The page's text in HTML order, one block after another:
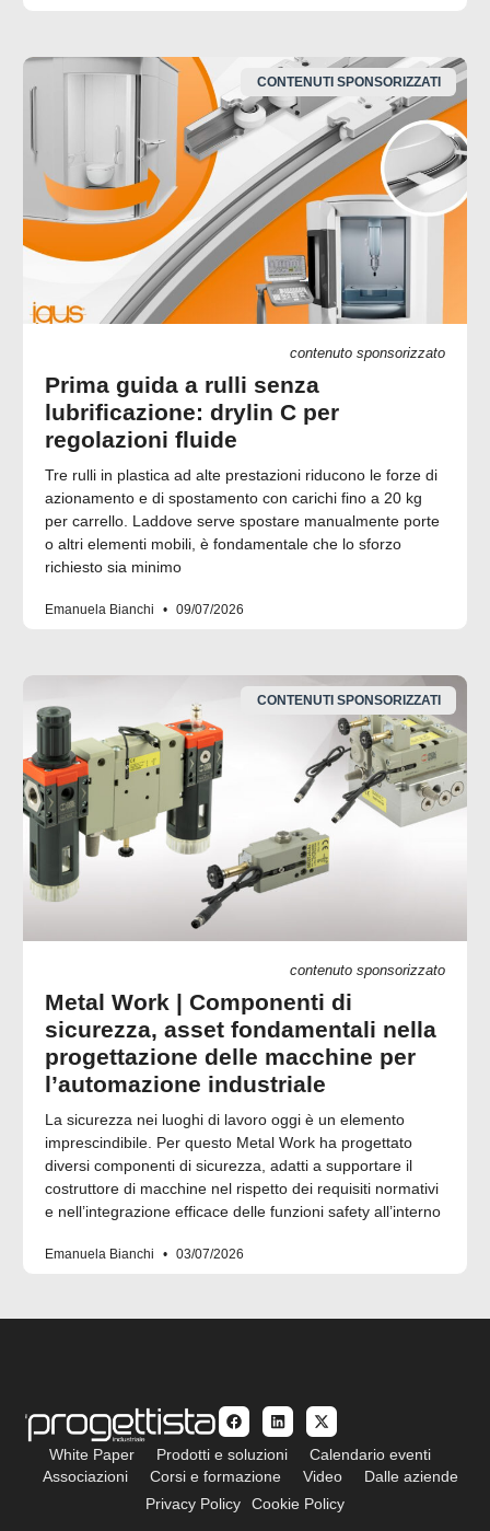
CONTENUTI SPONSORIZZATI
contenuto sponsorizzato
Prima guida a rulli senza
lubrificazione: drylin C per
regolazioni fluide
Tre rulli in plastica ad alte prestazioni riducono le forze di
azionamento e di spostamento con carichi fino a 20 kg
per carrello. Laddove serve spostare manualmente porte
o altri elementi mobili, è fondamentale che lo sforzo
richiesto sia minimo
Emanuela Bianchi 09/07/2026
CONTENUTI SPONSORIZZATI
contenuto sponsorizzato
Metal Work | Componenti di
sicurezza, asset fondamentali nella
progettazione delle macchine per
l’automazione industriale
La sicurezza nei luoghi di lavoro oggi è un elemento
imprescindibile. Per questo Metal Work ha progettato
diversi componenti di sicurezza, adatti a supportare il
costruttore di macchine nel rispetto dei requisiti normativi
e nell’integrazione efficace delle funzioni safety all’interno
Emanuela Bianchi 03/07/2026
White Paper Prodotti e soluzioni
Calendario eventi
Associazioni
Corsi e formazione Video
Dalle aziende
Privacy Policy
Cookie Policy